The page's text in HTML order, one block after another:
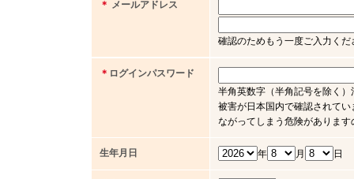
＊ メールアドレス
確認のためもう一度ご入力くだ
＊ ログインパスワード
半角英数字（半角記号を除く
被害が日本国内で確認されて
ながってしまう危険がありま
生年月日 年 月 日